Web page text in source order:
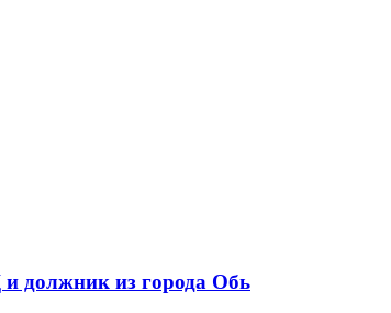
должник из города Обь